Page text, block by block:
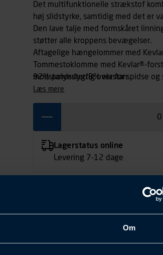
Om
Det multifunktionelle strækstof
høj slidstyrke, samtidig med det er
Den lave talje med formskåret
støtter alle kroppens bevægelser.
Aftagelige hængelommer med
Tommestoklomme med Kevlar®-
modstandsdygtig over for spidse og
92% polyester/8% elastan
læs mere
Lagerstatus online
Levering 7-12 dage